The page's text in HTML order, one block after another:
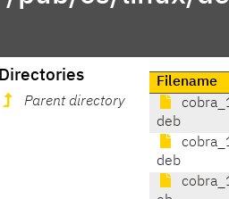
Directories
Parent directory
Filename
deb
deb